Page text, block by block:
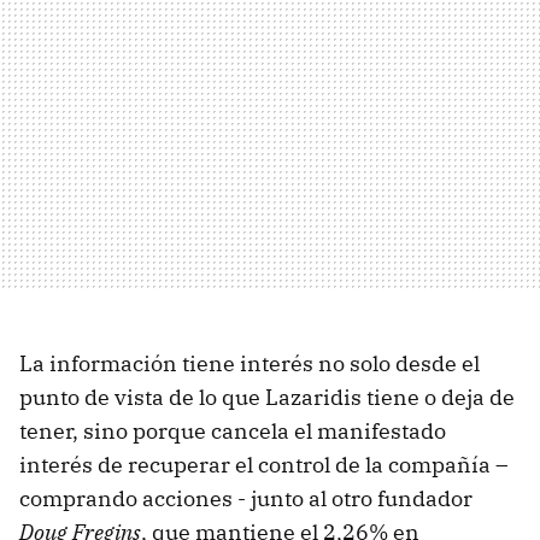
La información tiene interés no solo desde el
punto de vista de lo que Lazaridis tiene o deja de
tener, sino porque cancela el manifestado
interés de recuperar el control de la compañía –
comprando acciones - junto al otro fundador
Doug Fregins, que mantiene el 2,26% en